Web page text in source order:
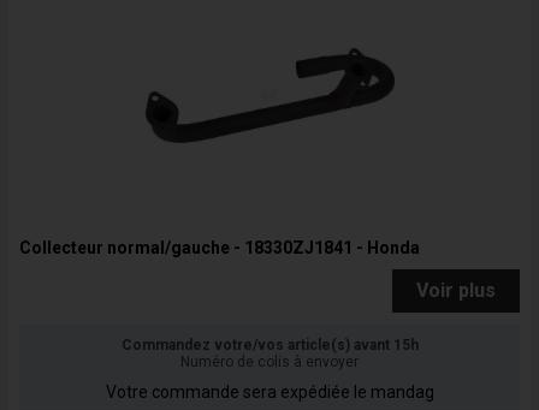
Collecteur normal/gauche - 18330ZJ1841 - Honda
Voir plus
Commandez votre/vos article(s) avant 15h
Numéro de colis à envoyer
Votre commande sera expédiée le mandag